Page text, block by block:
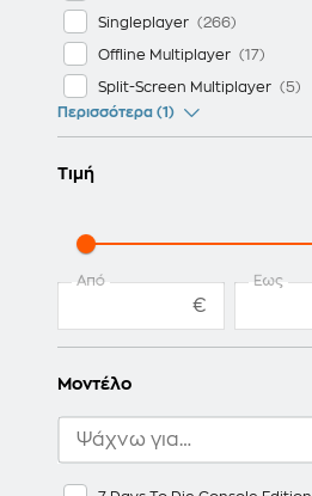
Singleplayer
Offline Multiplayer
Split-Screen Multiplayer
Περισσότερα (1)
Τιμή
Από
€
Έως
Μοντέλο